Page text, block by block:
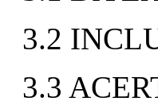
3.2
3.3